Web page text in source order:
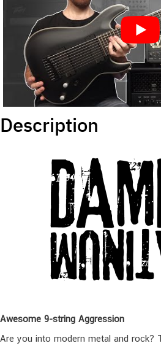
Description
Awesome 9-string Aggression
Are you into modern metal and rock?